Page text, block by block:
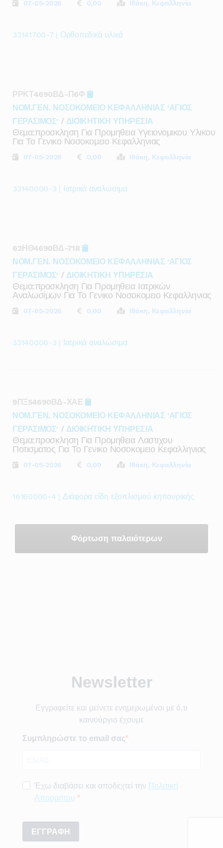
07-05-2026 0,00 Ιθάκη, Κεφαλληνία
33141700-7 | Ορθοπεδικά υλικά
ΡΡΚΤ4690ΒΔ-Π6Φ
ΝΟΜ.ΓΕΝ. ΝΟΣΟΚΟΜΕΙΟ ΚΕΦΑΛΛΗΝΙΑΣ 'ΑΓΙΟΣ
ΓΕΡΑΣΙΜΟΣ' / ΔΙΟΙΚΗΤΙΚΗ ΥΠΗΡΕΣΙΑ
Θεμα:προσκληση Για Προμηθεια Υγειονομικου Υλικου
Για Το Γενικο Νοσοκομειο Κεφαλληνιας
07-05-2026 0,00 Ιθάκη, Κεφαλληνία
33140000-3 | Ιατρικά αναλώσιμα
62ΗΘ4690ΒΔ-718
ΝΟΜ.ΓΕΝ. ΝΟΣΟΚΟΜΕΙΟ ΚΕΦΑΛΛΗΝΙΑΣ 'ΑΓΙΟΣ
ΓΕΡΑΣΙΜΟΣ' / ΔΙΟΙΚΗΤΙΚΗ ΥΠΗΡΕΣΙΑ
Θεμα:προσκληση Για Προμηθεια Ιατρικών
Αναλωσίμων Για Το Γενικο Νοσοκομειο Κεφαλληνιας
07-05-2026 0,00 Ιθάκη, Κεφαλληνία
33140000-3 | Ιατρικά αναλώσιμα
9ΠΞ54690ΒΔ-ΧΑΕ
ΝΟΜ.ΓΕΝ. ΝΟΣΟΚΟΜΕΙΟ ΚΕΦΑΛΛΗΝΙΑΣ 'ΑΓΙΟΣ
ΓΕΡΑΣΙΜΟΣ' / ΔΙΟΙΚΗΤΙΚΗ ΥΠΗΡΕΣΙΑ
Θεμα:προσκληση Για Προμηθεια Λαστιχου
Ποτισματος Για Το Γενικο Νοσοκομειο Κεφαλληνιας
07-05-2026 0,00 Ιθάκη, Κεφαλληνία
16160000-4 | Διάφορα είδη εξοπλισμού κηπουρικής
Φόρτωση παλαιότερων